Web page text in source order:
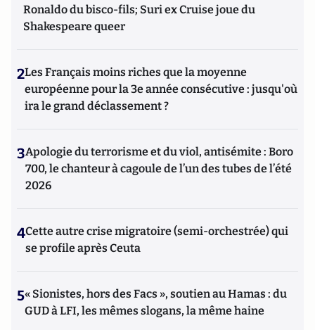
Ronaldo du bisco-fils; Suri ex Cruise joue du
Shakespeare queer
2Les Français moins riches que la moyenne
européenne pour la 3e année consécutive : jusqu'où
ira le grand déclassement ?
3Apologie du terrorisme et du viol, antisémite : Boro
700, le chanteur à cagoule de l’un des tubes de l’été
2026
4Cette autre crise migratoire (semi-orchestrée) qui
se profile après Ceuta
5« Sionistes, hors des Facs », soutien au Hamas : du
GUD à LFI, les mêmes slogans, la même haine